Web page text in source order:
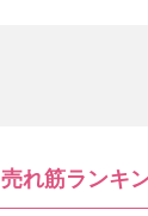
売れ筋ランキ